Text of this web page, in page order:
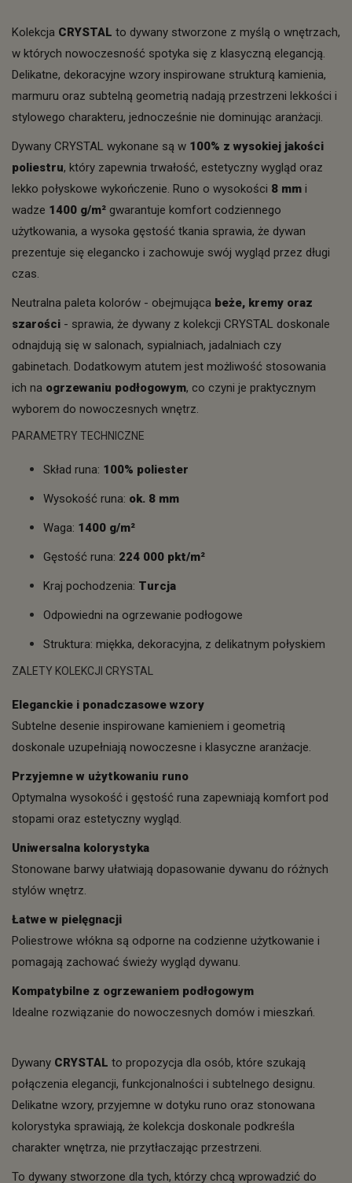
Kolekcja CRYSTAL to dywany stworzone z myślą o wnętrzach,
w których nowoczesność spotyka się z klasyczną elegancją.
Delikatne, dekoracyjne wzory inspirowane strukturą kamienia,
marmuru oraz subtelną geometrią nadają przestrzeni lekkości i
stylowego charakteru, jednocześnie nie dominując aranżacji.
Dywany CRYSTAL wykonane są w 100% z wysokiej jakości
poliestru, który zapewnia trwałość, estetyczny wygląd oraz
lekko połyskowe wykończenie. Runo o wysokości 8 mm i
wadze 1400 g/m² gwarantuje komfort codziennego
użytkowania, a wysoka gęstość tkania sprawia, że dywan
prezentuje się elegancko i zachowuje swój wygląd przez długi
czas.
Neutralna paleta kolorów - obejmująca beże, kremy oraz
szarości - sprawia, że dywany z kolekcji CRYSTAL doskonale
odnajdują się w salonach, sypialniach, jadalniach czy
gabinetach. Dodatkowym atutem jest możliwość stosowania
ich na ogrzewaniu podłogowym, co czyni je praktycznym
wyborem do nowoczesnych wnętrz.
PARAMETRY TECHNICZNE
Skład runa: 100% poliester
Wysokość runa: ok. 8 mm
Waga: 1400 g/m²
Gęstość runa: 224 000 pkt/m²
Kraj pochodzenia: Turcja
Odpowiedni na ogrzewanie podłogowe
Struktura: miękka, dekoracyjna, z delikatnym połyskiem
ZALETY KOLEKCJI CRYSTAL
Eleganckie i ponadczasowe wzory
Subtelne desenie inspirowane kamieniem i geometrią
doskonale uzupełniają nowoczesne i klasyczne aranżacje.
Przyjemne w użytkowaniu runo
Optymalna wysokość i gęstość runa zapewniają komfort pod
stopami oraz estetyczny wygląd.
Uniwersalna kolorystyka
Stonowane barwy ułatwiają dopasowanie dywanu do różnych
stylów wnętrz.
Łatwe w pielęgnacji
Poliestrowe włókna są odporne na codzienne użytkowanie i
pomagają zachować świeży wygląd dywanu.
Kompatybilne z ogrzewaniem podłogowym
Idealne rozwiązanie do nowoczesnych domów i mieszkań.
Dywany CRYSTAL to propozycja dla osób, które szukają
połączenia elegancji, funkcjonalności i subtelnego designu.
Delikatne wzory, przyjemne w dotyku runo oraz stonowana
kolorystyka sprawiają, że kolekcja doskonale podkreśla
charakter wnętrza, nie przytłaczając przestrzeni.
To dywany stworzone dla tych, którzy chcą wprowadzić do